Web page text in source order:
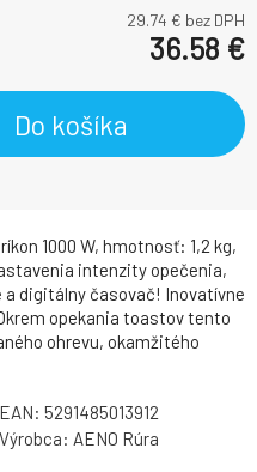
1000 W, hmotnosť: 1,2 kg,
intenzity opečenia,
digitálny časovač! Inovatívne
opekania toastov tento
ohrevu, okamžitého
29.74 € bez DPH
36.58 €
Do košíka
EAN: 5291485013912
Výrobca: AENO Rúra